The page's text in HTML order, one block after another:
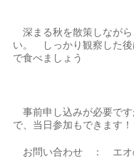
深まる秋を散策しながら
い。 しっかり観察した
で食べましょう
事前申し込みが必要で
で、当日参加もできます！
お問い合わせ ： エ